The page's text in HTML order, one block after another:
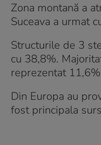
Zona montană a
Suceava a urmat
Structurile de 3
cu 38,8%.
reprezentat
Din Europa au
fost principala